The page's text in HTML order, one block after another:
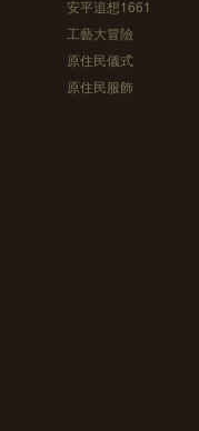
安平追想1661
工藝大冒險
原住民儀式
原住民服飾